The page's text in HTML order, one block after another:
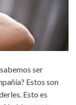
ser
Estos son
Esto es